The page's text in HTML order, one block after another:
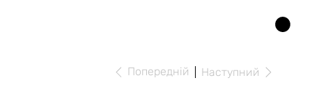
Попередній Наступний